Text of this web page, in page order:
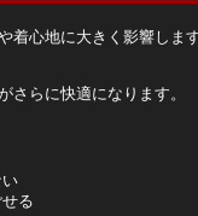
着心地に大きく影響しま
らに快適になります。
る